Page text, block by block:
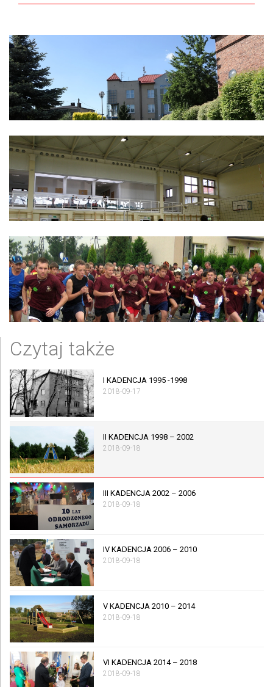
Czytaj także
I KADENCJA 1995 -1998
2018-09-17
II KADENCJA 1998 – 2002
2018-09-18
III KADENCJA 2002 – 2006
2018-09-18
IV KADENCJA 2006 – 2010
2018-09-18
V KADENCJA 2010 – 2014
2018-09-18
VI KADENCJA 2014 – 2018
2018-09-18